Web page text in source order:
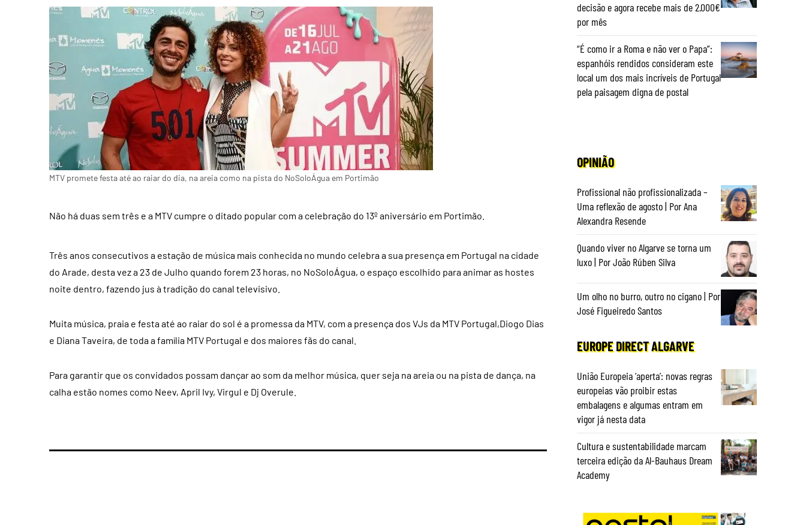
MTV promete festa até ao raiar do dia, na areia como na pista do NoSoloÁgua em Portimão
Não há duas sem três e a MTV cumpre o ditado popular com a celebração do 13º aniversário em Portimão.
Três anos consecutivos a estação de música mais conhecida no mundo celebra a sua presença em Portugal na cidade
do Arade, desta vez a 23 de Julho quando forem 23 horas, no NoSoloÁgua, o espaço escolhido para animar as hostes
noite dentro, fazendo jus à tradição do canal televisivo.
Muita música, praia e festa até ao raiar do sol é a promessa da MTV, com a presença dos VJs da MTV Portugal,Diogo Dias
e Diana Taveira, de toda a família MTV Portugal e dos maiores fãs do canal.
Para garantir que os convidados possam dançar ao som da melhor música, quer seja na areia ou na pista de dança, na
calha estão nomes como Neev, April Ivy, Virgul e Dj Overule.
decisão e agora recebe mais de 2.000€
por mês
“É como ir a Roma e não ver o Papa”:
espanhóis rendidos consideram este
local um dos mais incríveis de Portugal
pela paisagem digna de postal
OPINIÃO
Profissional não profissionalizada –
Uma reflexão de agosto | Por Ana
Alexandra Resende
Quando viver no Algarve se torna um
luxo | Por João Rúben Silva
Um olho no burro, outro no cigano | Por
José Figueiredo Santos
EUROPE DIRECT ALGARVE
União Europeia ‘aperta’: novas regras
europeias vão proibir estas
embalagens e algumas entram em
vigor já nesta data
Cultura e sustentabilidade marcam
terceira edição da Al-Bauhaus Dream
Academy